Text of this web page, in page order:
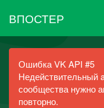
ВПОСТЕР
Ошибка VK API #5
Недействительный
сообщества нужно
повторно.